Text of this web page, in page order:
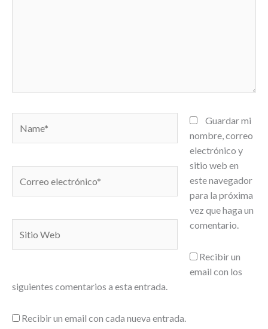
electrónico*
Web
Guardar mi
nombre, correo
electrónico y
sitio web en
este navegador
para la próxima
vez que haga un
comentario.
Recibir un
email con los
siguientes comentarios a esta entrada.
Recibir un email con cada nueva entrada.